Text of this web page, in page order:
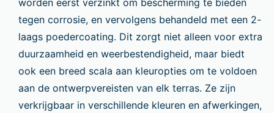
worden eerst verzinkt om bescherming te bieden
tegen corrosie, en vervolgens behandeld met een 2-
laags poedercoating. Dit zorgt niet alleen voor extra
duurzaamheid en weerbestendigheid, maar biedt
ook een breed scala aan kleuropties om te voldoen
aan de ontwerpvereisten van elk terras. Ze zijn
verkrijgbaar in verschillende kleuren en afwerkingen,